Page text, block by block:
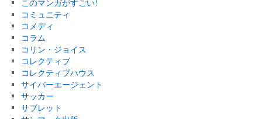
このマンガがすごい!
コミュニティ
コメディ
コラム
コリン・ジョイス
コレクティブ
コレクティブハウス
サイバーエージェント
サッカー
サブレット